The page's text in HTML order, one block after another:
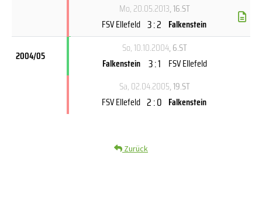
Mo, 20.05.2013, 16.ST
FSV Ellefeld 3 : 2 Falkenstein
2004/05
So, 10.10.2004, 6.ST
Falkenstein 3 : 1 FSV Ellefeld
Sa, 02.04.2005, 19.ST
FSV Ellefeld 2 : 0 Falkenstein
Zurück